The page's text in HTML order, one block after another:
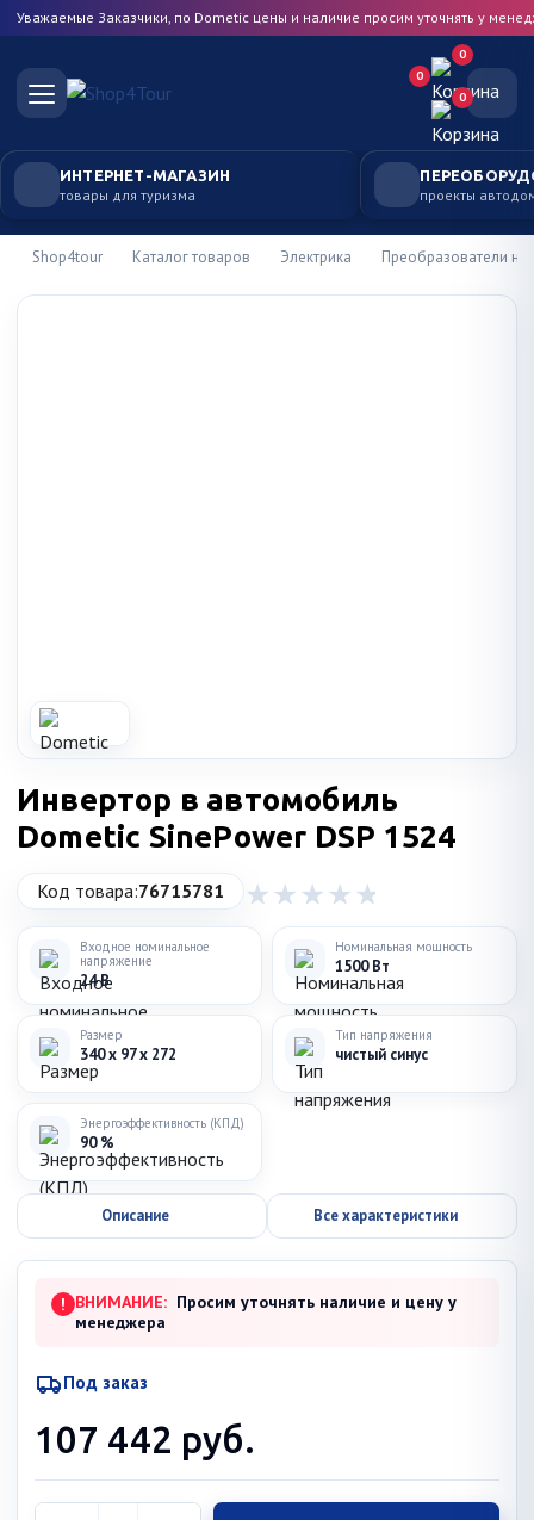
Уважаемые Заказчики, по Dometic цены и наличие просим уточнять у
0
0
0
ИНТЕРНЕТ-МАГАЗИН
товары для туризма проекты
Shop4tour Каталог товаров Электрика Преобразователи
Инвертор в автомобиль
Dometic SinePower DSP 1524
Код товара:76715781
Входное номинальное
напряжение
24 В
Номинальная мощность
1500 Вт
Размер
340 x 97 x 272
Тип напряжения
чистый синус
Энергоэффективность (КПД)
90 %
Описание Все характеристики
! ВНИМАНИЕ: Просим уточнять наличие и цену у
менеджера
Под заказ
107 442 руб.